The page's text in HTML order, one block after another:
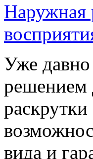
Наружная
Уже давно
решением
вида и